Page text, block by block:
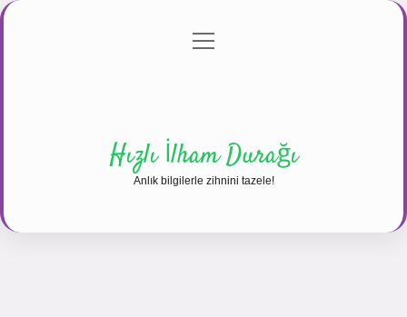
Gizlilik Politikası
menüyü
Hızlı İlham Durağı
Anlık bilgilerle zihnini tazele!